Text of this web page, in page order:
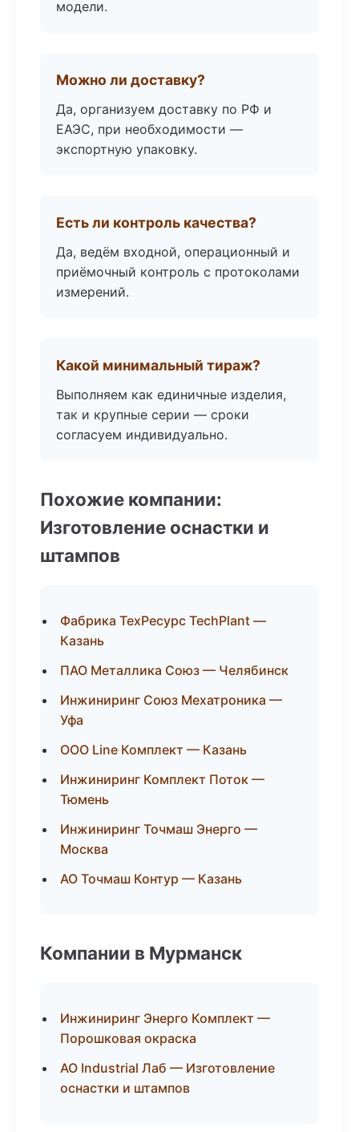
модели.
Можно ли доставку?
Да, организуем доставку по РФ и
ЕАЭС, при необходимости —
экспортную упаковку.
Есть ли контроль качества?
Да, ведём входной, операционный и
приёмочный контроль с протоколами
измерений.
Какой минимальный тираж?
Выполняем как единичные изделия,
так и крупные серии — сроки
согласуем индивидуально.
Похожие компании:
Изготовление оснастки и
штампов
Фабрика ТехРесурс TechPlant —
Казань
ПАО Металлика Союз — Челябинск
Инжиниринг Союз Мехатроника —
Уфа
ООО Line Комплект — Казань
Инжиниринг Комплект Поток —
Тюмень
Инжиниринг Точмаш Энерго —
Москва
АО Точмаш Контур — Казань
Компании в Мурманск
Инжиниринг Энерго Комплект —
Порошковая окраска
АО Industrial Лаб — Изготовление
оснастки и штампов